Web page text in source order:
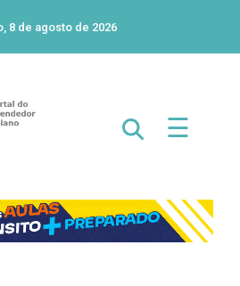
8 de agosto de 2026
☰